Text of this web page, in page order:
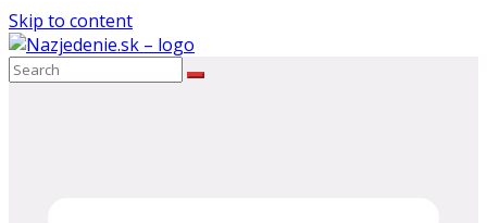
Skip to content